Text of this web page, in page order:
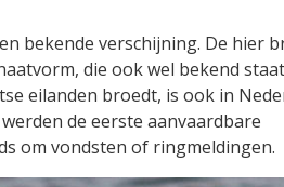
bekende verschijning. De hier
die ook wel bekend
eilanden broedt, is ook in
de eerste aanvaardbare
om vondsten of ringmeldingen.